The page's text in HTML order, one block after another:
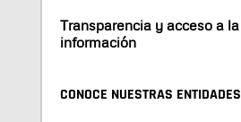
Transparencia y acceso a la
información
CONOCE NUESTRAS ENTIDADES